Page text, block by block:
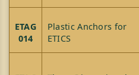
ETAG
014
Plastic Anchors for
ETICS